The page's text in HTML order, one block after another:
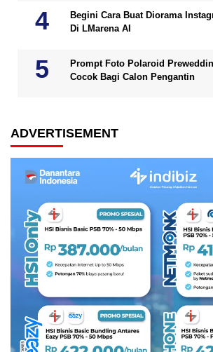
Begini Cara Buat Diorama
Di LMarena AI
Prompt Foto Polaroid
Cocok Bagi Calon Pengantin
ADVERTISEMENT